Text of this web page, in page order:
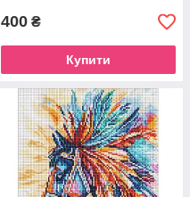
400 ₴
Купити